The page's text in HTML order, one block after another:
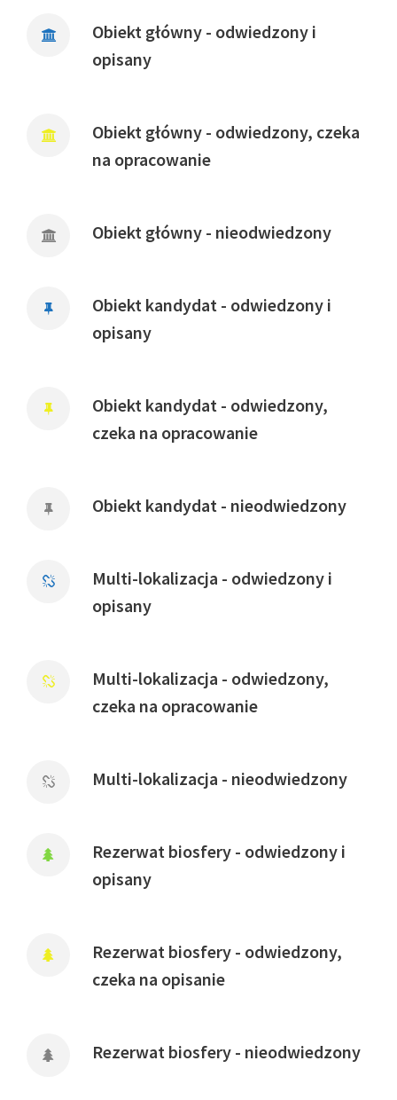
Obiekt główny - odwiedzony i
opisany
Obiekt główny - odwiedzony, czeka
na opracowanie
Obiekt główny - nieodwiedzony
Obiekt kandydat - odwiedzony i
opisany
Obiekt kandydat - odwiedzony,
czeka na opracowanie
Obiekt kandydat - nieodwiedzony
Multi-lokalizacja - odwiedzony i
opisany
Multi-lokalizacja - odwiedzony,
czeka na opracowanie
Multi-lokalizacja - nieodwiedzony
Rezerwat biosfery - odwiedzony i
opisany
Rezerwat biosfery - odwiedzony,
czeka na opisanie
Rezerwat biosfery - nieodwiedzony